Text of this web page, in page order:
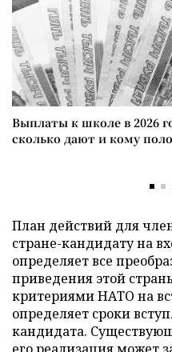
Выплаты к школе в 2026
сколько дают и кому
План действий для
стране-кандидату на
определяет все
приведения этой
критериями НАТО на
определяет сроки
кандидата.